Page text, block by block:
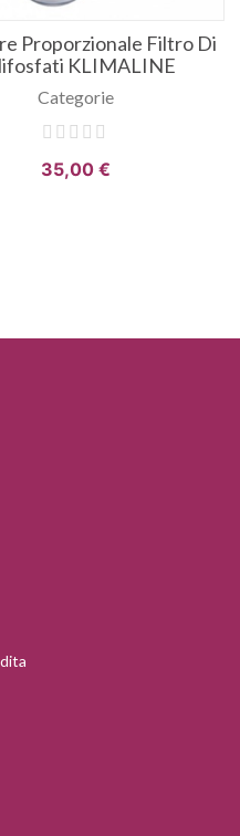
Proporzionale Filtro Di
KLIMALINE
Categorie
35,00 €